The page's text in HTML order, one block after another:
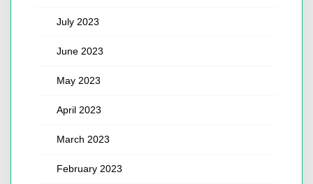
July 2023
June 2023
May 2023
April 2023
March 2023
February 2023